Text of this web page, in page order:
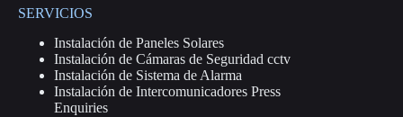
SERVICIOS
Instalación de Paneles Solares
Instalación de Cámaras de Seguridad cctv
Instalación de Sistema de Alarma
Instalación de Intercomunicadores Press
Enquiries